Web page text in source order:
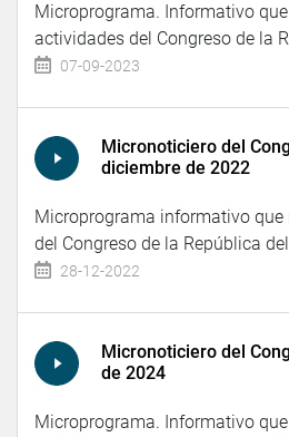
Microprograma. Informativo
actividades del Congreso de la
07-09-2023
Micronoticiero del
diciembre de 2022
Microprograma informativo
del Congreso de la República
28-12-2022
Micronoticiero del
de 2024
Microprograma. Informativo